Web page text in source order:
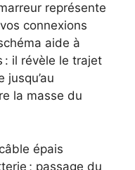
représente
connexions
aide à
: il révèle le trajet
la masse du
épais
; passage du